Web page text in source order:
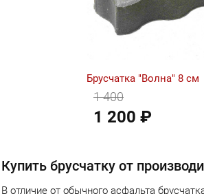
Брусчатка "Волна" 8 см
1 200 ₽
1 400
Купить брусчатку от
В отличие от обычного асфальта